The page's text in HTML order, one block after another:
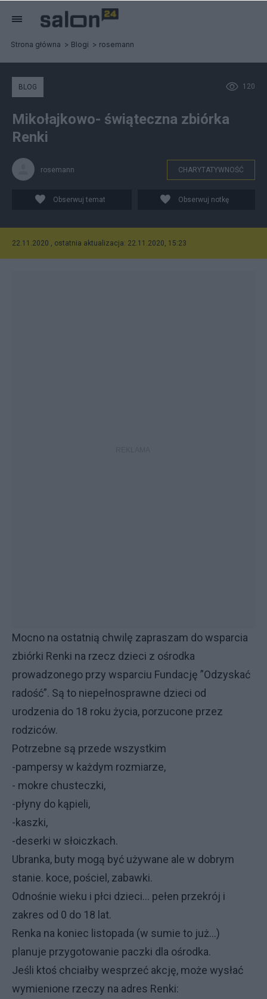
Strona główna Blogi rosemann
120
BLOG
Mikołajkowo- świąteczna zbiórka
Renki
rosemann CHARYTATYWNOŚĆ
Obserwuj temat Obserwuj notkę
22.11.2020 , ostatnia aktualizacja: 22.11.2020, 15:23
Mocno na ostatnią chwilę zapraszam do wsparcia
zbiórki Renki na rzecz dzieci z ośrodka
prowadzonego przy wsparciu Fundację ”Odzyskać
radość”. Są to niepełnosprawne dzieci od
urodzenia do 18 roku życia, porzucone przez
rodziców.
Potrzebne są przede wszystkim
-pampersy w każdym rozmiarze,
- mokre chusteczki,
-płyny do kąpieli,
-kaszki,
-deserki w słoiczkach.
Ubranka, buty mogą być używane ale w dobrym
stanie. koce, pościel, zabawki.
Odnośnie wieku i płci dzieci... pełen przekrój i
zakres od 0 do 18 lat.
Renka na koniec listopada (w sumie to już…)
planuje przygotowanie paczki dla ośrodka.
Jeśli ktoś chciałby wesprzeć akcję, może wysłać
wymienione rzeczy na adres Renki: